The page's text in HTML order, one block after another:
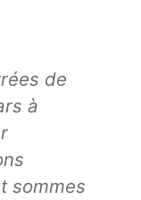
de
à
sommes